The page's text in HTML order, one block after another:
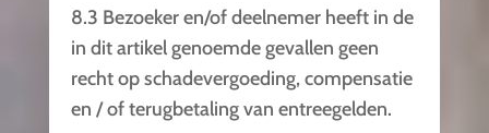
8.3 Bezoeker en/of deelnemer heeft in de
in dit artikel genoemde gevallen geen
recht op schadevergoeding, compensatie
en / of terugbetaling van entreegelden.